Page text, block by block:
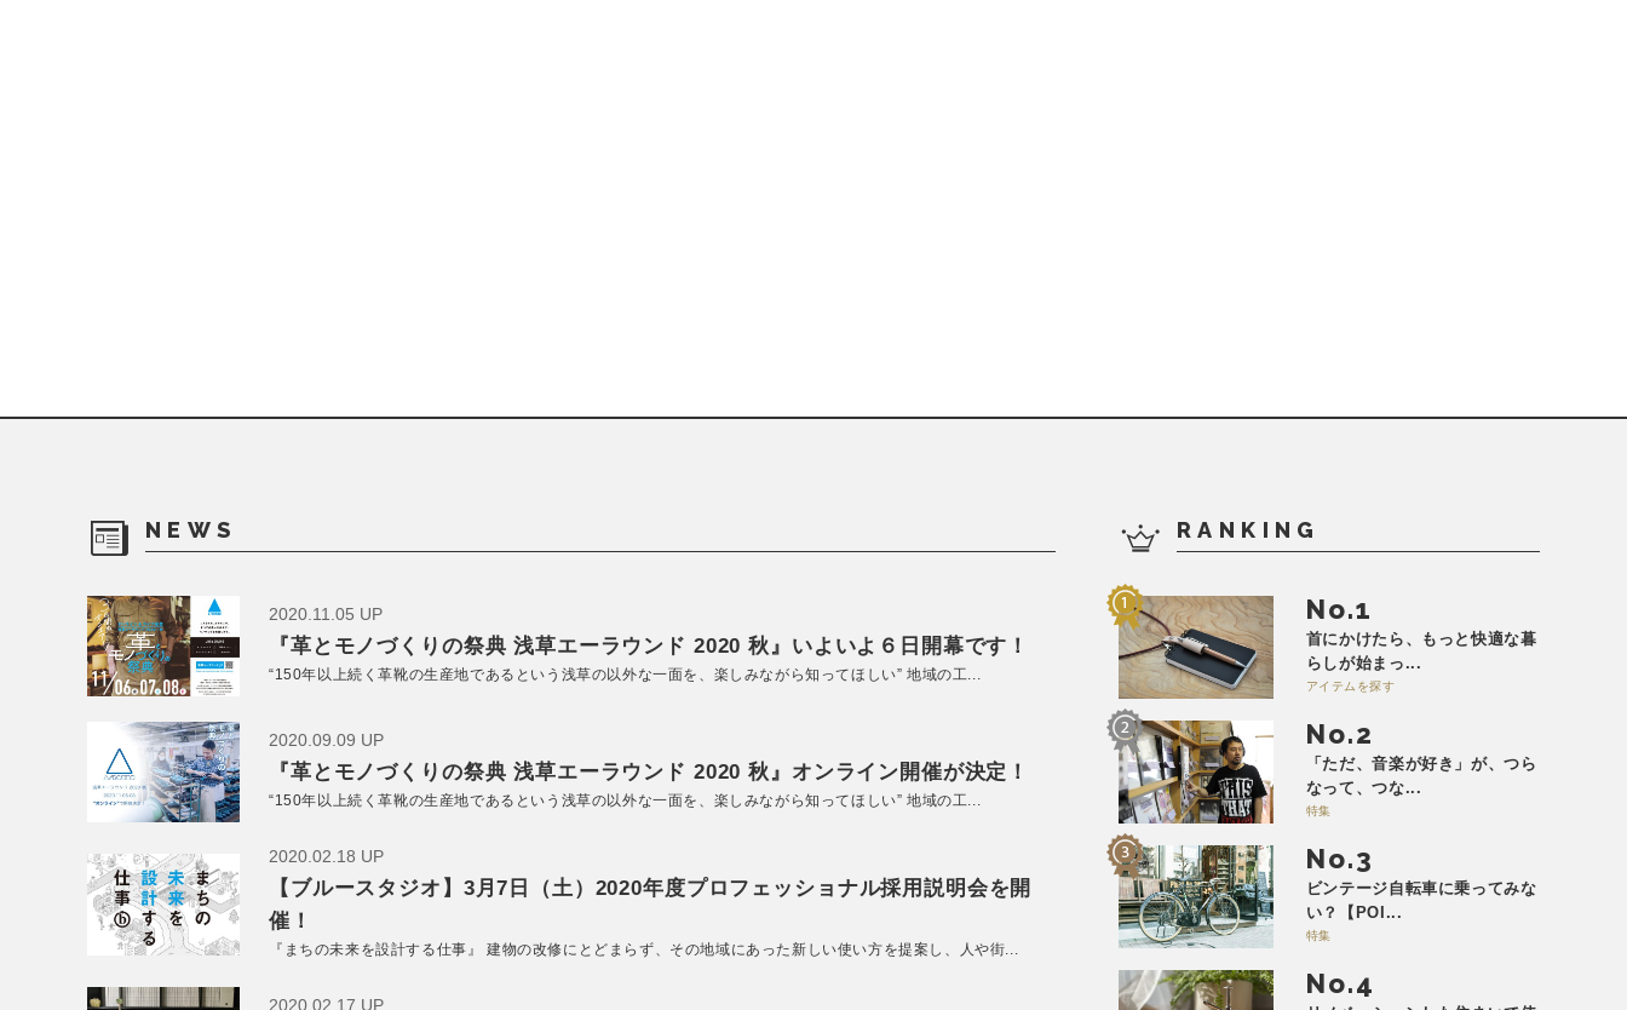
NEWS
2020.11.05 UP
『革とモノづくりの祭典 浅草エーラウンド 2020 秋』いよいよ６日開幕です！
“150年以上続く革靴の生産地であるという浅草の以外な一面を、楽しみながら知ってほしい” 地域の工...
2020.09.09 UP
『革とモノづくりの祭典 浅草エーラウンド 2020 秋』オンライン開催が決定！
“150年以上続く革靴の生産地であるという浅草の以外な一面を、楽しみながら知ってほしい” 地域の工...
2020.02.18 UP
【ブルースタジオ】3月7日（土）2020年度プロフェッショナル採用説明会を開
催！
『まちの未来を設計する仕事』 建物の改修にとどまらず、その地域にあった新しい使い方を提案し、人や街...
2020.02.17 UP
RANKING
No.
首にかけたら、もっと快適な暮
らしが始まっ...
アイテムを探す
No.
「ただ、音楽が好き」が、つら
なって、つな...
特集
No.
ビンテージ自転車に乗ってみな
い？【POI...
特集
No.